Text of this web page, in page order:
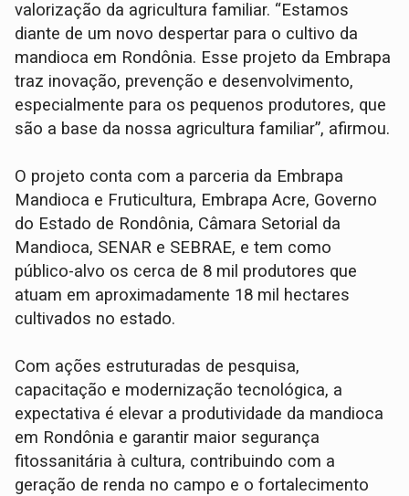
valorização da agricultura familiar. “Estamos
diante de um novo despertar para o cultivo da
mandioca em Rondônia. Esse projeto da Embrapa
traz inovação, prevenção e desenvolvimento,
especialmente para os pequenos produtores, que
são a base da nossa agricultura familiar”, afirmou.
O projeto conta com a parceria da Embrapa
Mandioca e Fruticultura, Embrapa Acre, Governo
do Estado de Rondônia, Câmara Setorial da
Mandioca, SENAR e SEBRAE, e tem como
público-alvo os cerca de 8 mil produtores que
atuam em aproximadamente 18 mil hectares
cultivados no estado.
Com ações estruturadas de pesquisa,
capacitação e modernização tecnológica, a
expectativa é elevar a produtividade da mandioca
em Rondônia e garantir maior segurança
fitossanitária à cultura, contribuindo com a
geração de renda no campo e o fortalecimento